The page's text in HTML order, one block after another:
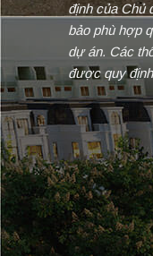
định của Chủ
bảo phù hợp
dự án. Các
được quy